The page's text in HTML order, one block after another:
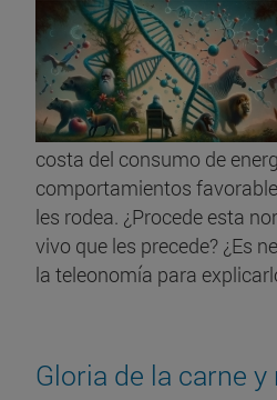
costa del consumo de
comportamientos
les rodea. ¿Procede esta
vivo que les precede? ¿Es
la teleonomía para
Gloria de la carne